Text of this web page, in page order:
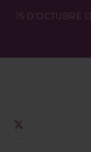
15 D’OCTUBRE